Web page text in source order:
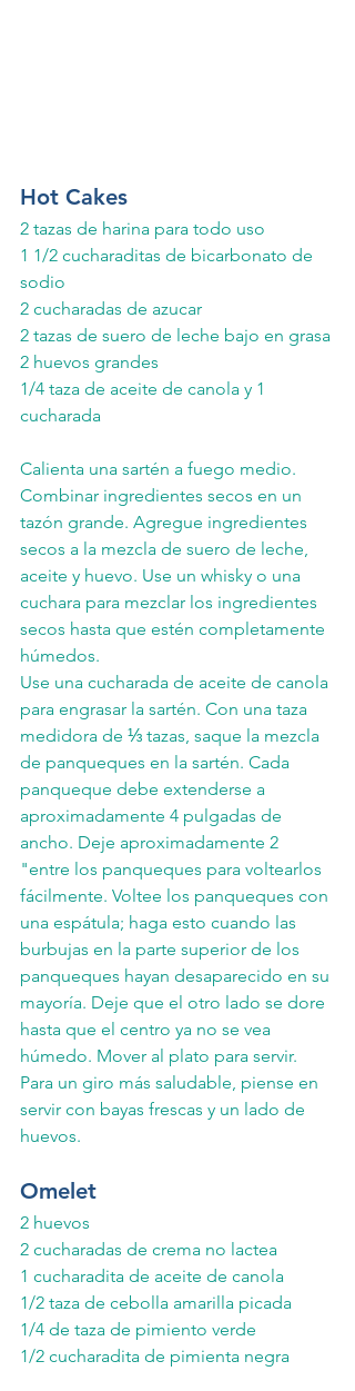
Hot Cakes
2 tazas de harina para todo uso
1 1/2 cucharaditas de bicarbonato de
sodio
2 cucharadas de azucar
2 tazas de suero de leche bajo en grasa
2 huevos grandes
1/4 taza de aceite de canola y 1
cucharada
Calienta una sartén a fuego medio.
Combinar ingredientes secos en un
tazón grande. Agregue ingredientes
secos a la mezcla de suero de leche,
aceite y huevo. Use un whisky o una
cuchara para mezclar los ingredientes
secos hasta que estén completamente
húmedos.
Use una cucharada de aceite de canola
para engrasar la sartén. Con una taza
medidora de ⅓ tazas, saque la mezcla
de panqueques en la sartén. Cada
panqueque debe extenderse a
aproximadamente 4 pulgadas de
ancho. Deje aproximadamente 2
"entre los panqueques para voltearlos
fácilmente. Voltee los panqueques con
una espátula; haga esto cuando las
burbujas en la parte superior de los
panqueques hayan desaparecido en su
mayoría. Deje que el otro lado se dore
hasta que el centro ya no se vea
húmedo. Mover al plato para servir.
Para un giro más saludable, piense en
servir con bayas frescas y un lado de
huevos.
Omelet
2 huevos
2 cucharadas de crema no lactea
1 cucharadita de aceite de canola
1/2 taza de cebolla amarilla picada
1/4 de taza de pimiento verde
1/2 cucharadita de pimienta negra